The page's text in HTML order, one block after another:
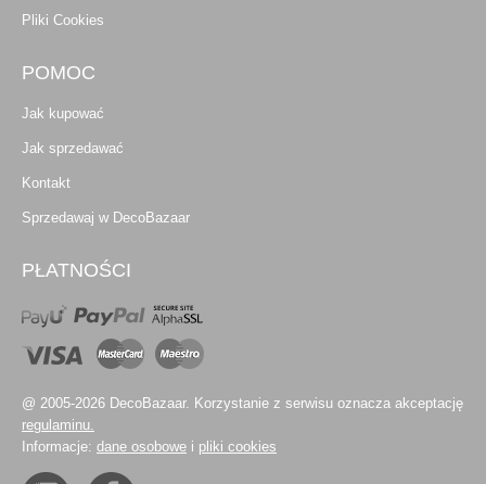
Pliki Cookies
POMOC
Jak kupować
Jak sprzedawać
Kontakt
Sprzedawaj w DecoBazaar
PŁATNOŚCI
@ 2005-2026 DecoBazaar. Korzystanie z serwisu oznacza akceptację
regulaminu.
Informacje: dane osobowe i pliki cookies